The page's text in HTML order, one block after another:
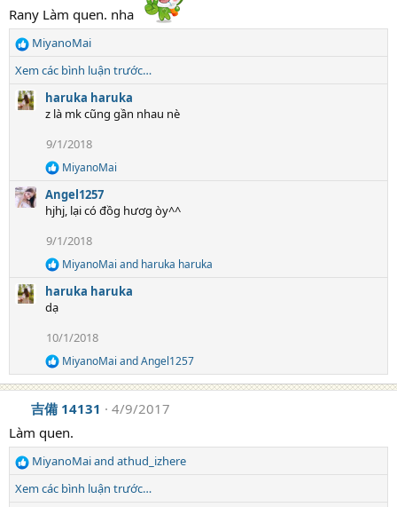
n
s
:
Rany Làm quen. nha
R
e
c
t
:
MiyanoMai
Xem các bình luận trước…
haruka haruka
z là mk cũng gần nhau nè
9/1/2018
R
e
a
c
i
o
n
s
MiyanoMai
Angel1257
hjhj, lại có đồg hươg òy^^
9/1/2018
R
e
a
c
o
n
s
MiyanoMai and haruka haruka
haruka haruka
dạ
10/1/2018
R
e
a
c
i
n
:
MiyanoMai andAngel1257
吉備 14131
4/9/2017
Làm quen.
R
e
MiyanoMaiand athud_izhere
Xem các bình luận trước…